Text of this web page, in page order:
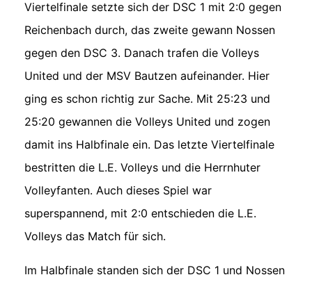
Viertelfinale setzte sich der DSC 1 mit 2:0 gegen
Reichenbach durch, das zweite gewann Nossen
gegen den DSC 3. Danach trafen die Volleys
United und der MSV Bautzen aufeinander. Hier
ging es schon richtig zur Sache. Mit 25:23 und
25:20 gewannen die Volleys United und zogen
damit ins Halbfinale ein. Das letzte Viertelfinale
bestritten die L.E. Volleys und die Herrnhuter
Volleyfanten. Auch dieses Spiel war
superspannend, mit 2:0 entschieden die L.E.
Volleys das Match für sich.
Im Halbfinale standen sich der DSC 1 und Nossen